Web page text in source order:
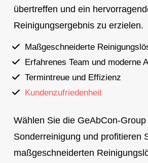
übertreffen und ein
Reinigungsergebnis zu erzielen.
Maßgeschneiderte
Erfahrenes Team und moderne
Termintreue und Effizienz
Kundenzufriedenheit
Wählen Sie die GeAbCon-
Sonderreinigung und profitieren
maßgeschneiderten